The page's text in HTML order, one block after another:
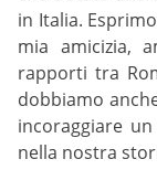
in Italia.
mia amicizia,
rapporti tra
dobbiamo
incoraggiare
nella nostra